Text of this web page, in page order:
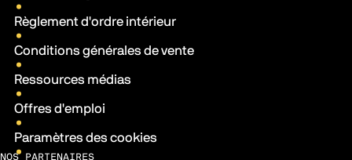
Règlement d'ordre intérieur
Conditions générales de vente
Ressources médias
Offres d'emploi
Paramètres des cookies
NOS PARTENAIRES